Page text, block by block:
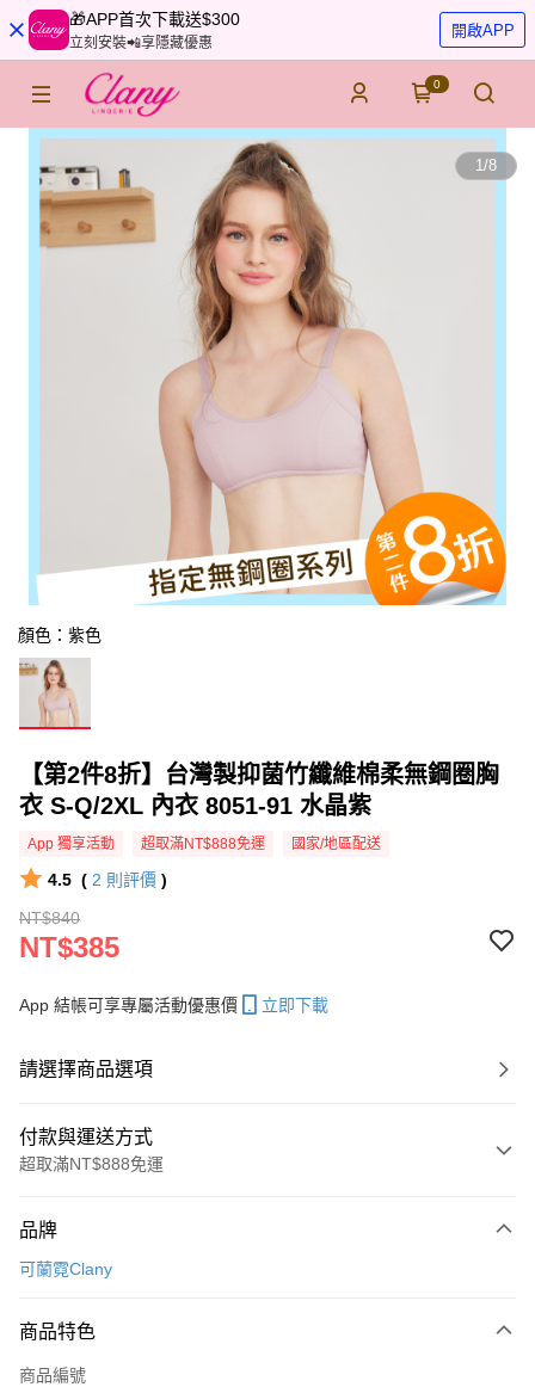
🎁APP首次下載送$300
立刻安裝📲享隱藏優惠
開啟APP
0
1/8
顏色：紫色
【第2件8折】台灣製抑菌竹纖維棉柔無鋼圈胸
衣 S-Q/2XL 內衣 8051-91 水晶紫
App 獨享活動 超取滿NT$888免運 國家/地區配送
4.5 ( 2 則評價 )
NT$840
NT$385
App 結帳可享專屬活動優惠價 立即下載
請選擇商品選項
付款與運送方式
超取滿NT$888免運
信用卡一次付款
LINE Pay
Apple Pay
品牌
可蘭霓Clany
商品特色
商品編號